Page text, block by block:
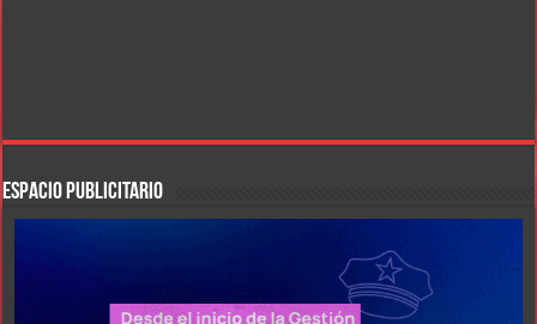
ESPACIO PUBLICITARIO